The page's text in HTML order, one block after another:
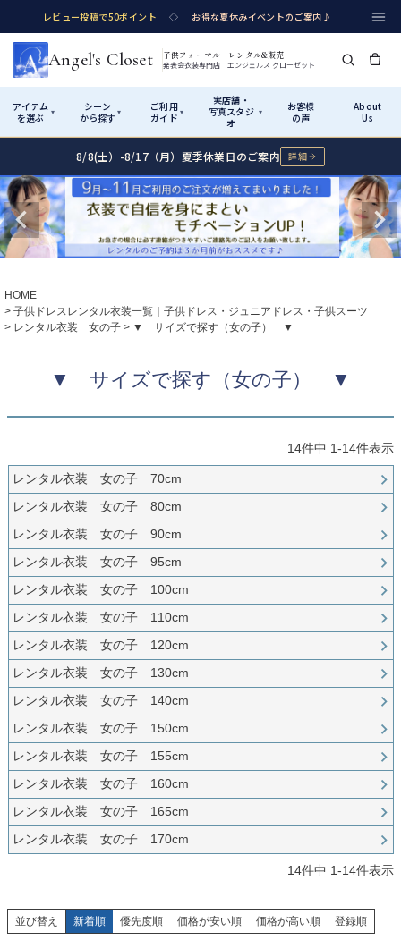
レビュー投稿で50ポイント ◇ お得な夏休みイベントのご案内♪
Angel's Closet 子供フォーマル レンタル&販売
発表会衣装専門店 エンジェルス クローゼット
アイテム
を選ぶ
▾
シーン
から探す ▾
ご利用
ガイド ▾
実店舗・
写真スタジ
オ
▾
お客様
の声
About
Us
Shop by Category アイテムから探す
カテゴリ詳細→ サイズで選ぶ→
Rentalレンタル
七五三着物 シューズ
小物・アクセ
アウター
Sale販売
コスチューム
インナー・パニエ
ジュエリー
Shop by Occasion シーンから探す
性別・サイズで絞り込む→
舞台で輝くステージ衣装
スト
Graduation & Entrance
卒業式・入学式
きちんと感のあるフォーマル
How It Works ご利用ガイド
Startはじめに
01
02 サイズの選び方
Angel's Closetについて
04 レンタルのご案内
予約・配送・返却・料金
05 レンタルの流れ
4ステップで簡単
06 あんしんパック
汚れ・キズ・破損の補償
Buy & Supportご購入・サポート
07 販売・共通のご案内
品質・返品・お手入れ
08 送料・お支払い
送料・決済方法
09 お問い合わせ
電話・メール・LINE
Visit Us 実店舗・写真スタジオ
Atelier
実店舗 つくば店
Tsukuba Boutique
〒 茨城県土浦市大町14-16-1F
10:00–18:00（完全予約制）
定休 月曜日
店舗を予約する →
Photography
8/8(土）-8/17（月）夏季休業日のご案内 詳細
HOME
子供ドレスレンタル衣装一覧｜子供ドレス・ジュニアドレス・子供スーツ
レンタル衣装 女の子
▼ サイズで探す（女の子） ▼
▼ サイズで探す（女の子） ▼
14件中 1-14件表示
レンタル衣装 女の子 70cm
レンタル衣装 女の子 80cm
レンタル衣装 女の子 90cm
レンタル衣装 女の子 95cm
レンタル衣装 女の子 100cm
レンタル衣装 女の子 110cm
レンタル衣装 女の子 120cm
レンタル衣装 女の子 130cm
レンタル衣装 女の子 140cm
レンタル衣装 女の子 150cm
レンタル衣装 女の子 155cm
レンタル衣装 女の子 160cm
レンタル衣装 女の子 165cm
レンタル衣装 女の子 170cm
14件中 1-14件表示
並び替え 新着順 優先度順 価格が安い順 価格が高い順 登録順